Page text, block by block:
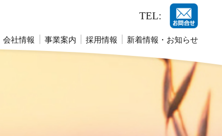
TEL:
会社情報 事業案内 採用情報 新着情報・お知らせ